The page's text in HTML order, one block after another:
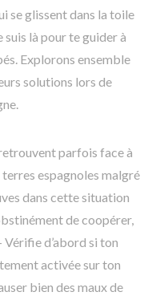
se glissent dans la toile
suis là pour te guider à
Explorons ensemble
solutions lors de
parfois face à
espagnoles malgré
dans cette situation
de coopérer,
d’abord si ton
activée sur ton
bien des maux de